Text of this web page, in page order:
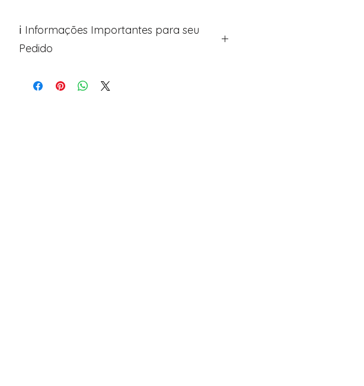
ℹ️ Informações Importantes para seu
Pedido
Avance para a página de checkout (próximo passo